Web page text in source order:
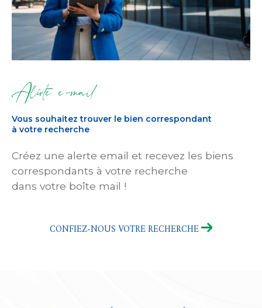
Alerte e-mail
Vous souhaitez trouver le bien correspondant
à votre recherche
Créez une alerte email et recevez les biens
correspondants à votre recherche
dans votre boîte mail !
CONFIEZ-NOUS VOTRE RECHERCHE